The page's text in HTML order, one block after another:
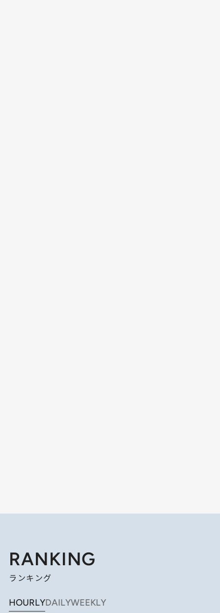
RANKING
ランキング
HOURLYDAILYWEEKLY